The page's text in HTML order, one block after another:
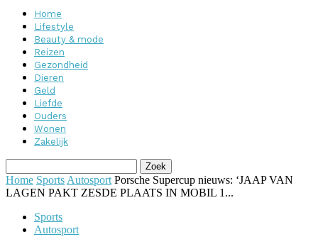
Home
Lifestyle
Beauty & mode
Reizen
Gezondheid
Dieren
Geld
Liefde
Ouders
Wonen
Zakelijk
Home Sports Autosport Porsche Supercup nieuws: ‘JAAP VAN
LAGEN PAKT ZESDE PLAATS IN MOBIL 1...
Sports
Autosport